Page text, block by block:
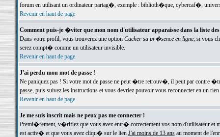
forum en utilisant un ordinateur partag�, exemple : biblioth�que, cybercaf�,
Revenir en haut de page
Comment puis-je �viter que mon nom d'utilisateur apparaisse dans la liste
Dans votre profil, vous trouverez une option Cacher sa pr�sence en ligne; si vous
serez compt� comme un utilisateur invisible.
Revenir en haut de page
J'ai perdu mon mot de passe !
Ne paniquez pas ! Si votre mot de passe ne peut �tre retrouv�, il peut par contre
passe, puis suivez les instructions et vous devriez pouvoir vous reconnecter en un rien
Revenir en haut de page
Je me suis inscrit mais ne peux pas me connecter !
Premi�rement, v�rifiez que vous avez entr� correctement vos nom d'utilisateur
est activ� et que vous avez cliqu� sur le lien J'ai moins de 13 ansau moment de